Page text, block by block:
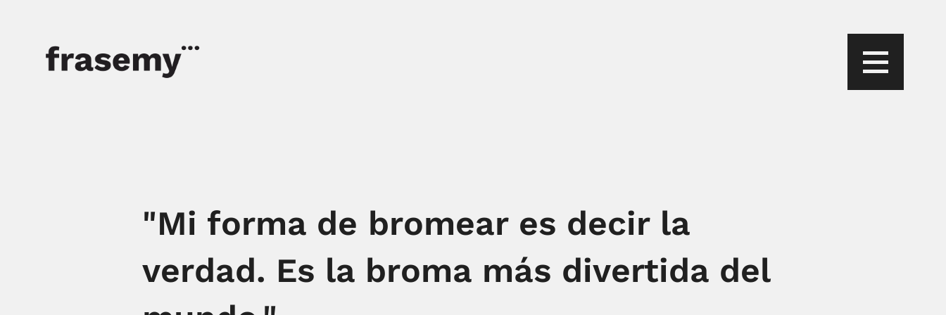
"Mi forma de bromear es decir la
verdad. Es la broma más divertida del